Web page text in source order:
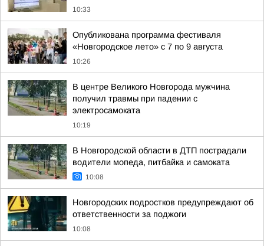
10:33
Опубликована программа фестиваля
«Новгородское лето» с 7 по 9 августа
10:26
В центре Великого Новгорода мужчина
получил травмы при падении с
электросамоката
10:19
В Новгородской области в ДТП пострадали
водители мопеда, питбайка и самоката
10:08
Новгородских подростков предупреждают об
ответственности за поджоги
10:08